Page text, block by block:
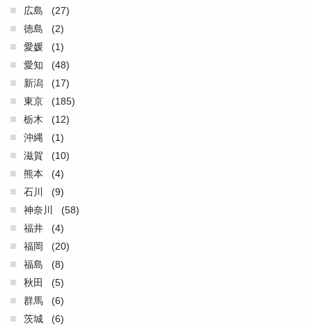
広島
(27)
徳島
(2)
愛媛
(1)
愛知
(48)
新潟
(17)
東京
(185)
栃木
(12)
沖縄
(1)
滋賀
(10)
熊本
(4)
石川
(9)
神奈川
(58)
福井
(4)
福岡
(20)
福島
(8)
秋田
(5)
群馬
(6)
茨城
(6)